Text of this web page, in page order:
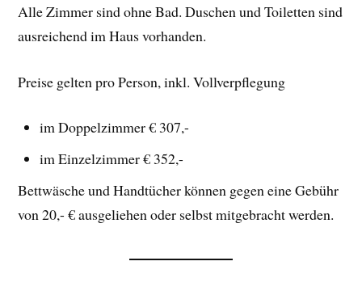
Alle Zimmer sind ohne Bad. Duschen und Toiletten sind
ausreichend im Haus vorhanden.
Preise gelten pro Person, inkl. Vollverpflegung
im Doppelzimmer € 307,-
im Einzelzimmer € 352,-
Bettwäsche und Handtücher können gegen eine Gebühr
von 20,- € ausgeliehen oder selbst mitgebracht werden.